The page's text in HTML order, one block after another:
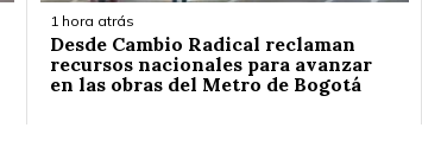
1 hora atrás
Desde Cambio Radical reclaman
recursos nacionales para avanzar
en las obras del Metro de Bogotá